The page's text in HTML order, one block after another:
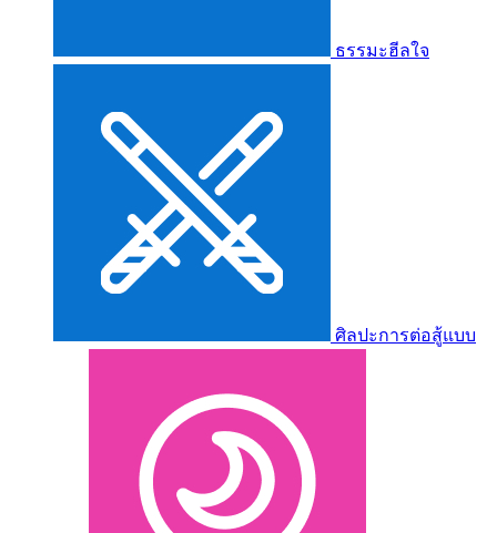
ธรรมะฮีลใจ
ศิลปะการต่อสู้แบบ